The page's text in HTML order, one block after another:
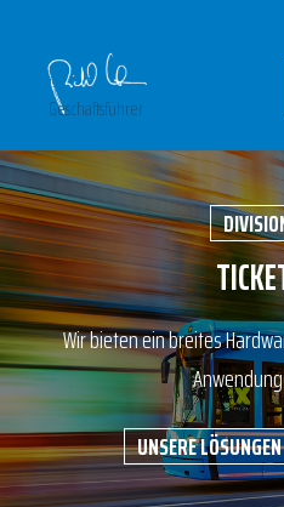
Geschäftsführer
Wir bieten ein breites
UNSERE LÖSUNGEN